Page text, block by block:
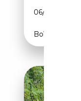
06/2023
Boîte